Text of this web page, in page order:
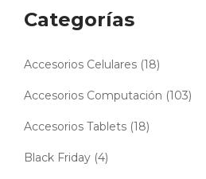
Categorías
Accesorios Celulares (18)
Accesorios Computación (103)
Accesorios Tablets (18)
Black Friday (4)